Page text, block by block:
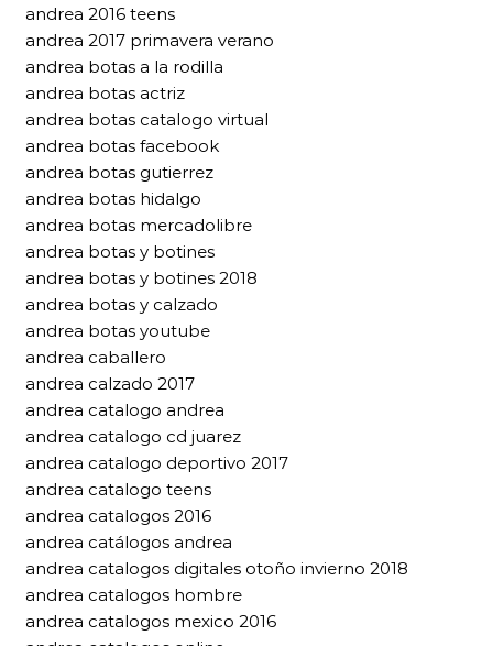
andrea 2016 teens
andrea 2017 primavera verano
andrea botas a la rodilla
andrea botas actriz
andrea botas catalogo virtual
andrea botas facebook
andrea botas gutierrez
andrea botas hidalgo
andrea botas mercadolibre
andrea botas y botines
andrea botas y botines 2018
andrea botas y calzado
andrea botas youtube
andrea caballero
andrea calzado 2017
andrea catalogo andrea
andrea catalogo cd juarez
andrea catalogo deportivo 2017
andrea catalogo teens
andrea catalogos 2016
andrea catálogos andrea
andrea catalogos digitales otoño invierno 2018
andrea catalogos hombre
andrea catalogos mexico 2016